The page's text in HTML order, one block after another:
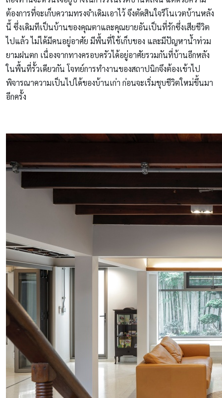
ต้องการที่จะเก็บความทรงจำเดิมเอาไว้ จึงตัดสินใจรีโนเวตบ้านหลัง
นี้ ซึ่งเดิมทีเป็นบ้านของคุณตาและคุณยายอันเป็นที่รักซึ่งเสียชีวิต
ไปแล้ว ไม่ได้มีคนอยู่อาศัย มีพื้นที่ใช้เก็บของ และมีปัญหาน้ำท่วม
ยามฝนตก เนื่องจากทางครอบครัวได้อยู่อาศัยรวมกันที่บ้านอีกหลัง
ในพื้นที่รั้วเดียวกัน โจทย์การทำงานของสถาปนิกจึงต้องเข้าไป
พิจารณาความเป็นไปได้ของบ้านเก่า ก่อนจะเริ่มชุบชีวิตใหม่ขึ้นมา
อีกครั้ง